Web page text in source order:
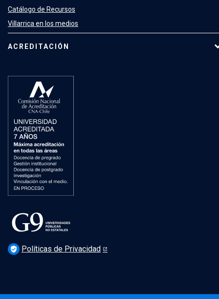
Catálogo de Recursos
Villarrica en los medios
ACREDITACIÓN
verified_user Políticas de Privacidad